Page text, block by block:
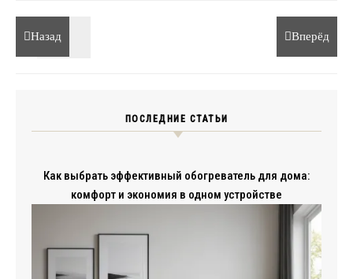
Назад Вперёд
ПОСЛЕДНИЕ СТАТЬИ
Как выбрать эффективный обогреватель для дома:
комфорт и экономия в одном устройстве